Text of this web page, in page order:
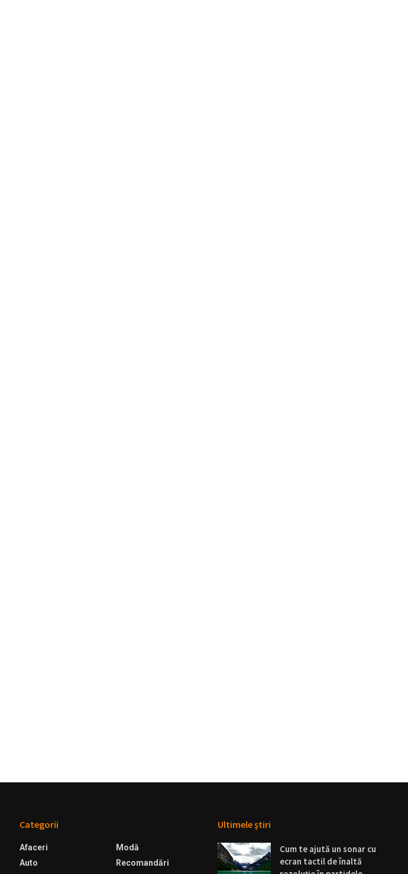
Categorii
Afaceri
Auto
Modă
Recomandări
Ultimele ştiri
Cum te ajută un sonar cu
ecran tactil de înaltă